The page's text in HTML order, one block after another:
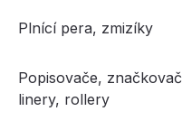
Plnící pera, zmizíky
Popisovače,
linery, rollery